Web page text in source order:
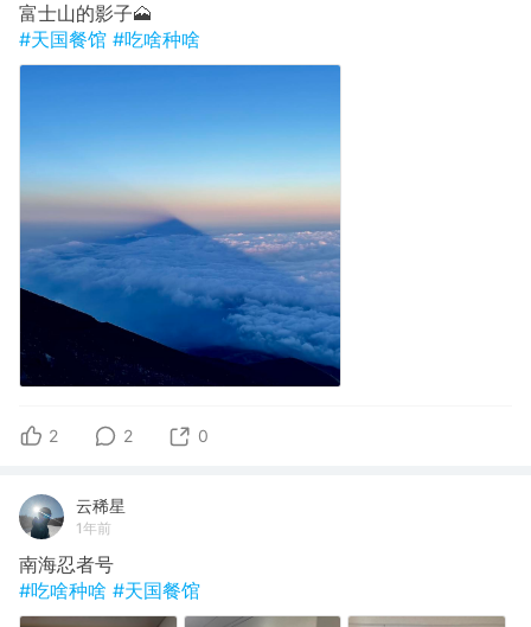
富士山的影子🗻
#天国餐馆 #吃啥种啥
2 2 0
云稀星
1年前
南海忍者号
#吃啥种啥 #天国餐馆